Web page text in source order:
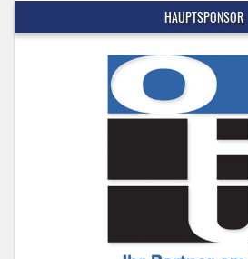
HAUPTSPONSOR